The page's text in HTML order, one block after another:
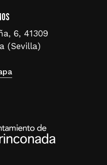
6, 41309
(Sevilla)